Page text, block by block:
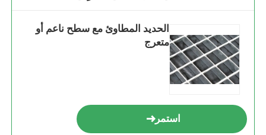
الحديد المطاوئ مع سطح ناعم أو
متعرج
استمر